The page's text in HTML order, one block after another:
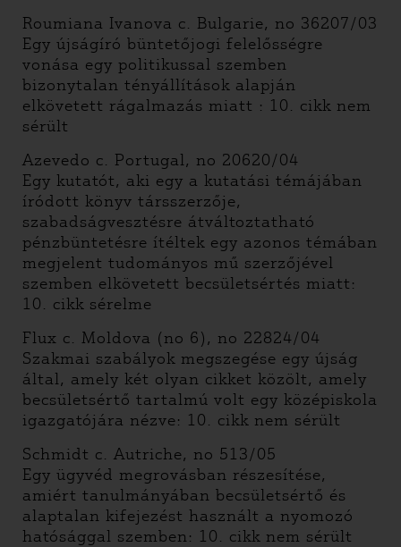
Roumiana Ivanova c. Bulgarie, no 36207/03
Egy újságíró büntetőjogi felelősségre
vonása egy politikussal szemben
bizonytalan tényállítások alapján
elkövetett rágalmazás miatt : 10. cikk nem
sérült
Azevedo c. Portugal, no 20620/04
Egy kutatót, aki egy a kutatási témájában
íródott könyv társszerzője,
szabadságvesztésre átváltoztatható
pénzbüntetésre ítéltek egy azonos témában
megjelent tudományos mű szerzőjével
szemben elkövetett becsületsértés miatt:
10. cikk sérelme
Flux c. Moldova (no 6), no 22824/04
Szakmai szabályok megszegése egy újság
által, amely két olyan cikket közölt, amely
becsületsértő tartalmú volt egy középiskola
igazgatójára nézve: 10. cikk nem sérült
Schmidt c. Autriche, no 513/05
Egy ügyvéd megrovásban részesítése,
amiért tanulmányában becsületsértő és
alaptalan kifejezést használt a nyomozó
hatósággal szemben: 10. cikk nem sérült